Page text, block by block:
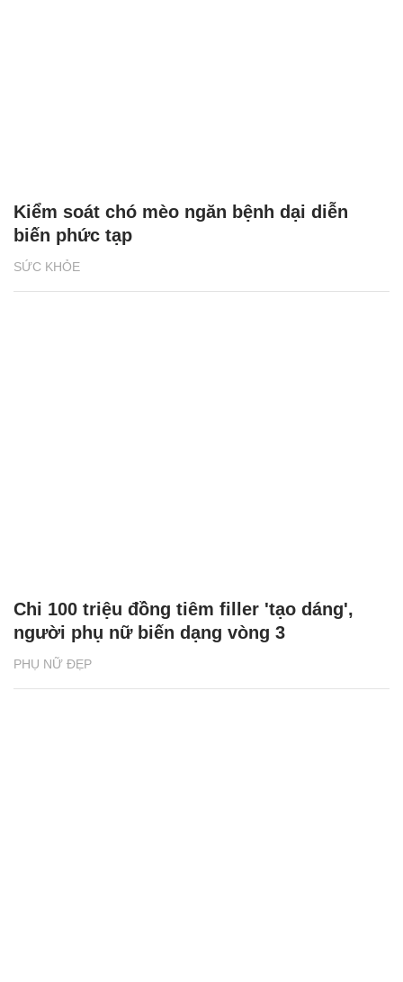
SỨC KHỎE
Kiểm soát chó mèo ngăn bệnh dại diễn
biến phức tạp
PHỤ NỮ ĐẸP
Chi 100 triệu đồng tiêm filler 'tạo dáng',
người phụ nữ biến dạng vòng 3